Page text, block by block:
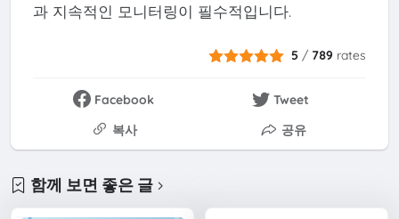
과 지속적인 모니터링이 필수적입니다.
5 / 789 rates
Facebook
Tweet
복사
공유
함께 보면 좋은 글